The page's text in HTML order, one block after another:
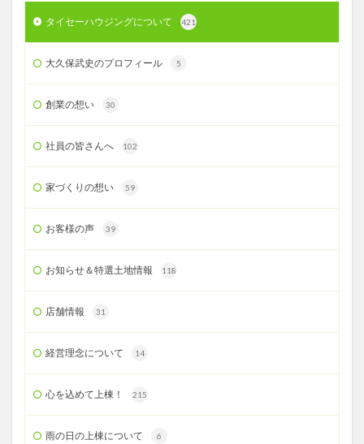
タイセーハウジングについて 421
大久保武史のプロフィール 5
創業の想い 30
社員の皆さんへ 102
家づくりの想い 59
お客様の声 39
お知らせ＆特選土地情報 118
店舗情報 31
経営理念について 14
心を込めて上棟！ 215
雨の日の上棟について 6